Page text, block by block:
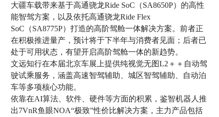
大疆车载带来基于高通骁龙Ride SoC（SA8650P）的高性
能智驾方案，以及依托高通骁龙Ride Flex
SoC（SA8775P）打造的高阶驾舱一体解决方案。前者正
在积极推进量产，预计将于下半年与消费者见面；后者已
处于可用状态，有望开启高阶驾舱一体的新趋势。
文远知行在本届北京车展上提供纯视觉无图L2＋＋自动驾
驶试乘服务，涵盖高速智驾辅助、城区智驾辅助、自动泊
车等多项核心功能。
依靠在AI算法、软件、硬件等方面的积累，鉴智机器人推
出7VnR鱼眼NOA“极致”性价比解决方案，主力产品包括